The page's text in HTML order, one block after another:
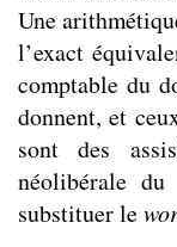
Une
l’exact
comptable du
donnent, et
sont des
néolibérale
substituer le